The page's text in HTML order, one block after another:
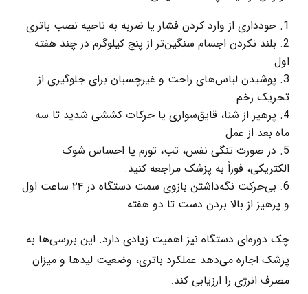
خودداری از وارد کردن فشار یا ضربه به ناحیه نصب باتری
بلند نکردن اجسام سنگین‌تر از پنج کیلوگرم در چند هفته
اول
پوشیدن لباس‌های راحت و غیرچسبان برای جلوگیری از
تحریک زخم
پرهیز از شنا، قایق‌سواری یا حرکات کششی شدید تا سه
ماه بعد از عمل
در صورت تنگی نفس، تب، تورم یا احساس شوک
الکتریکی، فوراً به پزشک مراجعه کنید.
بی‌حرکت نگه‌داشتن بازوی سمت دستگاه در ۲۴ ساعت اول
و پرهیز از بالا بردن دست تا دو هفته
چک دوره‌ای دستگاه نیز اهمیت زیادی دارد. این بررسی‌ها به
پزشک اجازه می‌دهد عملکرد باتری، وضعیت لیدها و میزان
مصرف انرژی را ارزیابی کند.